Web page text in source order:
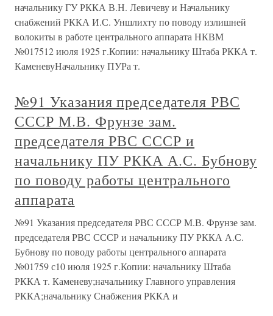
начальнику ГУ РККА В.Н. Левичеву и Начальнику
снабжений РККА И.С. Уншлихту по поводу излишней
волокиты в работе центрального аппарата НКВМ
№017512 июля 1925 г.Копии: начальнику Штаба РККА т.
КаменевуНачальнику ПУРа т.
№91 Указания председателя РВС
СССР М.В. Фрунзе зам.
председателя РВС СССР и
начальнику ПУ РККА А.С. Бубнову
по поводу работы центрального
аппарата
№91 Указания председателя РВС СССР М.В. Фрунзе зам.
председателя РВС СССР и начальнику ПУ РККА А.С.
Бубнову по поводу работы центрального аппарата
№01759 с10 июля 1925 г.Копии: начальнику Штаба
РККА т. Каменеву;начальнику Главного управления
РККА;начальнику Снабжения РККА и